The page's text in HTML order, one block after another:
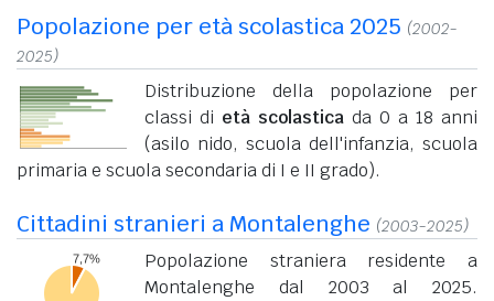
Popolazione per età scolastica 2025 (2002-
2025)
Distribuzione della popolazione per
classi di età scolastica da 0 a 18 anni
(asilo nido, scuola dell'infanzia, scuola
primaria e scuola secondaria di I e II grado).
Cittadini stranieri a Montalenghe (2003-2025)
Popolazione straniera residente a
Montalenghe dal 2003 al 2025.